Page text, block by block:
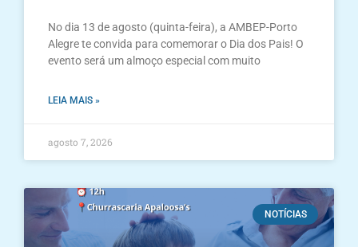
No dia 13 de agosto (quinta-feira), a AMBEP-Porto
Alegre te convida para comemorar o Dia dos Pais! O
evento será um almoço especial com muito
LEIA MAIS »
agosto 7, 2026
NOTÍCIAS